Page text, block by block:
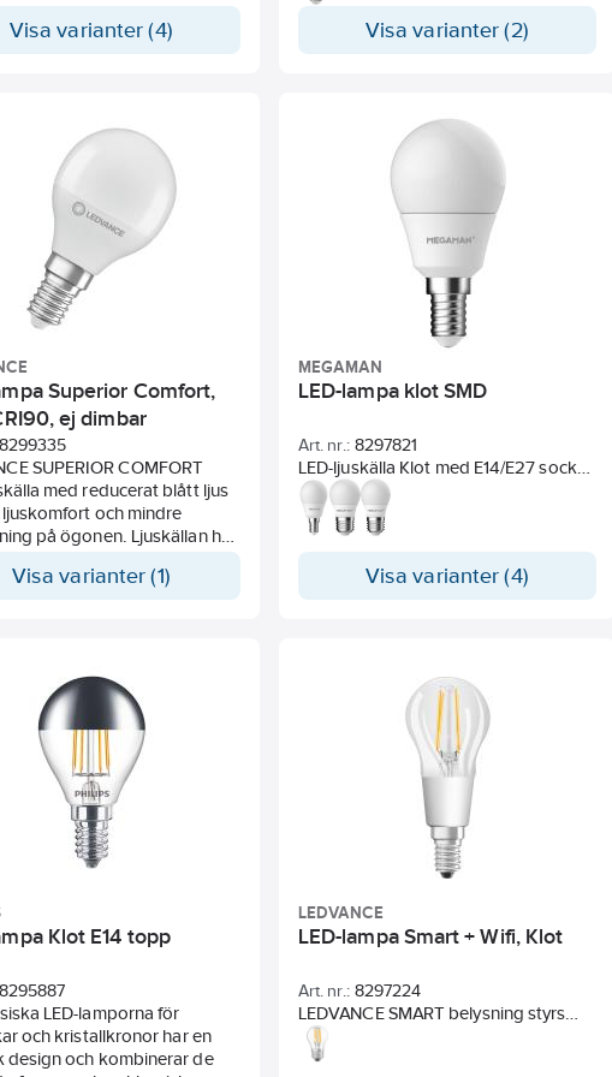
för ljusstakar och
på 90 % jämfört
glödlampor för
och kristallkronor.
Visa varianter (4)
får ljuset. Ljuskällornas ljusaste läge är
varmvit (3000 K) och det lägsta en
ljuskällan motsvarar, vilket underlättar
valet för konsumenten. Även den
tekniska informationen finns tydligt
Visa varianter (2)
Superior Comfort,
ej dimbar
8299335
SUPERIOR COMFORT
med reducerat blått ljus
och mindre
på ögonen. Ljuskällan har
väl överens med solens
Perfekt för applikationer
och allmänbelysning. För
endast i lämpliga
Visa varianter (1)
MEGAMAN
LED-lampa klot SMD
Art. nr.: 8297821
LED-ljuskälla Klot med E14/E27 sockel
för allmänbelysning.
Visa varianter (4)
Klot E14 topp
8295887
LED-lamporna för
och kristallkronor har en
design och kombinerar de
LEDVANCE
LED-lampa Smart + Wifi, Klot
Art. nr.: 8297224
LEDVANCE SMART belysning styrs
trådlöst via en smartphone och
LEDVANCE SMART+ App eller Google